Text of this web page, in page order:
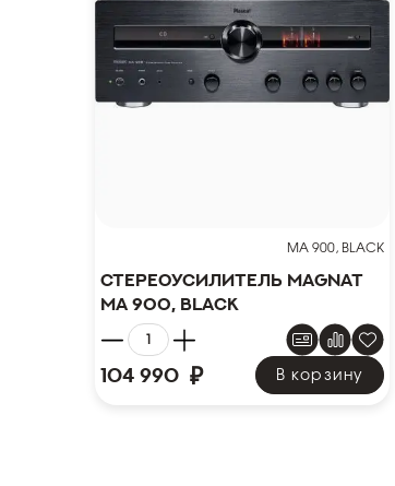
MA 900, BLACK
Стереоусилитель Magnat
MA 900, black
104 990 ₽ В корзину